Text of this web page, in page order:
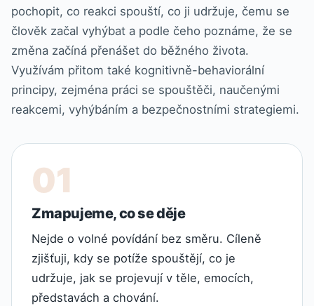
pochopit, co reakci spouští, co ji udržuje, čemu se
člověk začal vyhýbat a podle čeho poznáme, že se
změna začíná přenášet do běžného života.
Využívám přitom také kognitivně-behaviorální
principy, zejména práci se spouštěči, naučenými
reakcemi, vyhýbáním a bezpečnostními strategiemi.
Zmapujeme, co se děje
Nejde o volné povídání bez směru. Cíleně
zjišťuji, kdy se potíže spouštějí, co je
udržuje, jak se projevují v těle, emocích,
představách a chování.